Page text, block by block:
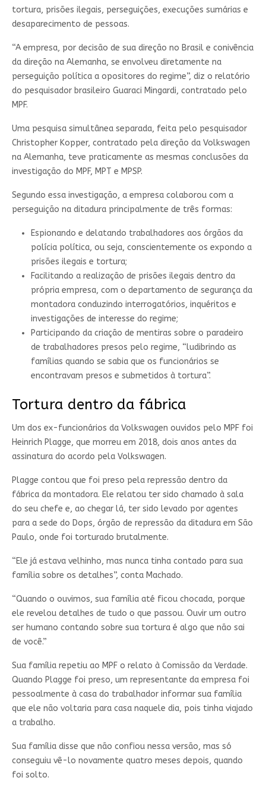
tortura, prisões ilegais, perseguições, execuções sumárias e
desaparecimento de pessoas.
“A empresa, por decisão de sua direção no Brasil e conivência
da direção na Alemanha, se envolveu diretamente na
perseguição política a opositores do regime”, diz o relatório
do pesquisador brasileiro Guaraci Mingardi, contratado pelo
MPF.
Uma pesquisa simultânea separada, feita pelo pesquisador
Christopher Kopper, contratado pela direção da Volkswagen
na Alemanha, teve praticamente as mesmas conclusões da
investigação do MPF, MPT e MPSP.
Segundo essa investigação, a empresa colaborou com a
perseguição na ditadura principalmente de três formas:
Espionando e delatando trabalhadores aos órgãos da
polícia política, ou seja, conscientemente os expondo a
prisões ilegais e tortura;
Facilitando a realização de prisões ilegais dentro da
própria empresa, com o departamento de segurança da
montadora conduzindo interrogatórios, inquéritos e
investigações de interesse do regime;
Participando da criação de mentiras sobre o paradeiro
de trabalhadores presos pelo regime, “ludibrindo as
famílias quando se sabia que os funcionários se
encontravam presos e submetidos à tortura”.
Tortura dentro da fábrica
Um dos ex-funcionários da Volkswagen ouvidos pelo MPF foi
Heinrich Plagge, que morreu em 2018, dois anos antes da
assinatura do acordo pela Volkswagen.
Plagge contou que foi preso pela repressão dentro da
fábrica da montadora. Ele relatou ter sido chamado à sala
do seu chefe e, ao chegar lá, ter sido levado por agentes
para a sede do Dops, órgão de repressão da ditadura em São
Paulo, onde foi torturado brutalmente.
“Ele já estava velhinho, mas nunca tinha contado para sua
família sobre os detalhes”, conta Machado.
“Quando o ouvimos, sua família até ficou chocada, porque
ele revelou detalhes de tudo o que passou. Ouvir um outro
ser humano contando sobre sua tortura é algo que não sai
de você.”
Sua família repetiu ao MPF o relato à Comissão da Verdade.
Quando Plagge foi preso, um representante da empresa foi
pessoalmente à casa do trabalhador informar sua família
que ele não voltaria para casa naquele dia, pois tinha viajado
a trabalho.
Sua família disse que não confiou nessa versão, mas só
conseguiu vê-lo novamente quatro meses depois, quando
foi solto.